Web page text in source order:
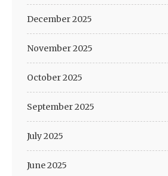
December 2025
November 2025
October 2025
September 2025
July 2025
June 2025